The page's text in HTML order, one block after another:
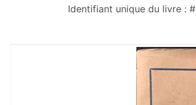
Identifiant unique du livre :